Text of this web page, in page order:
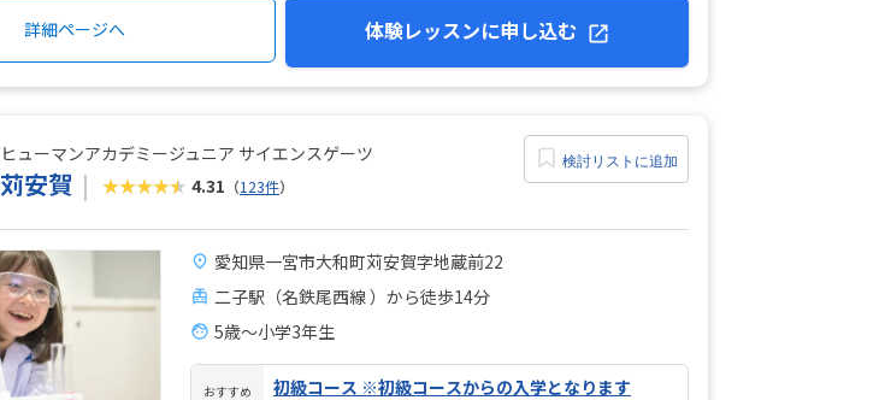
詳細ページへ 体験レッスンに申し込む
ヒューマンアカデミージュニア サイエンスゲーツ
苅安賀 ★★★★★ 4.31 （123件）
検討リストに追加
愛知県一宮市大和町苅安賀字地蔵前22
二子駅（名鉄尾西線 ）から徒歩14分
5歳〜小学3年生
おすすめ 初級コース ※初級コースからの入学となります